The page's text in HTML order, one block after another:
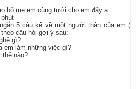
bố mẹ em cũng tưới cho em đấy ạ.
5 câu kể về một người thân của em (
câu hỏi gợi ý sau:
gì?
em làm những việc gì?
nào?